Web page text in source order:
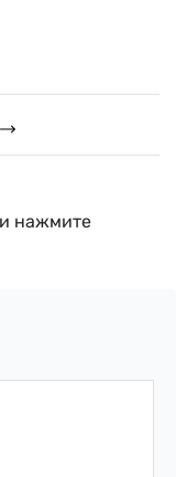
нажмите